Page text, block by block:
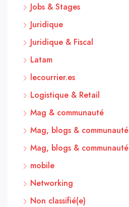
Jobs & Stages
Juridique
Juridique & Fiscal
Latam
lecourrier.es
Logistique & Retail
Mag & communauté
Mag, blogs & communauté
Mag, blogs & communauté
mobile
Networking
Non classifié(e)